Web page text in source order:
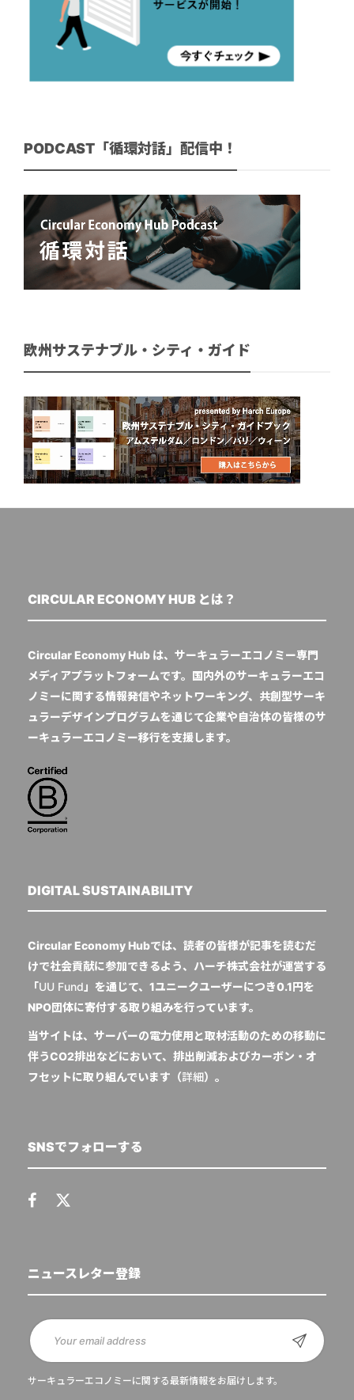
PODCAST「循環対話」配信中！
欧州サステナブル・シティ・ガイド
CIRCULAR ECONOMY HUB とは？
Circular Economy Hub は、サーキュラーエコノミー専門
メディアプラットフォームです。国内外のサーキュラーエコ
ノミーに関する情報発信やネットワーキング、共創型サーキ
ュラーデザインプログラムを通じて企業や自治体の皆様のサ
ーキュラーエコノミー移行を支援します。
DIGITAL SUSTAINABILITY
Circular Economy Hubでは、読者の皆様が記事を読むだ
けで社会貢献に参加できるよう、ハーチ株式会社が運営する
「UU Fund 」を通じて、1ユニークユーザーにつき0.1円を
NPO団体に寄付する取り組みを行っています。
当サイトは、サーバーの電力使用と取材活動のための移動に
伴うCO2排出などにおいて、排出削減およびカーボン・オ
フセットに取り組んでいます（詳細）。
SNSでフォローする
ニュースレター登録
サーキュラーエコノミーに関する最新情報をお届けします。